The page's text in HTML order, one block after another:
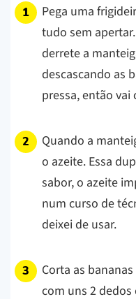
Pega uma
tudo sem
derrete a
descascando as
pressa, então vai
Quando a
o azeite. Essa
sabor, o azeite
num curso de
deixei de usar.
Corta as
com uns 2